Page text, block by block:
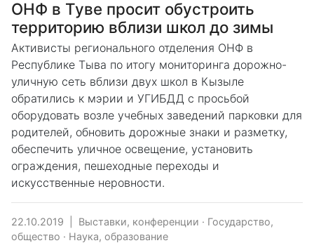
ОНФ в Туве просит обустроить
территорию вблизи школ до зимы
Активисты регионального отделения ОНФ в
Республике Тыва по итогу мониторинга дорожно-
уличную сеть вблизи двух школ в Кызыле
обратились к мэрии и УГИБДД с просьбой
оборудовать возле учебных заведений парковки для
родителей, обновить дорожные знаки и разметку,
обеспечить уличное освещение, установить
ограждения, пешеходные переходы и
искусственные неровности.
22.10.2019 Выставки, конференции · Государство,
общество · Наука, образование